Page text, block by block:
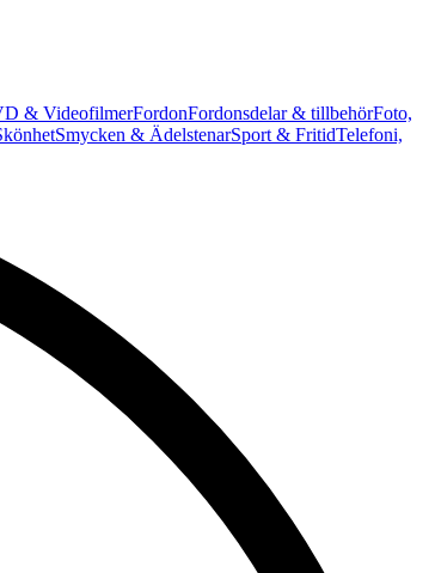
& VideofilmerFordonFordonsdelar & tillbehörFoto,
Smycken & ÄdelstenarSport & FritidTelefoni,